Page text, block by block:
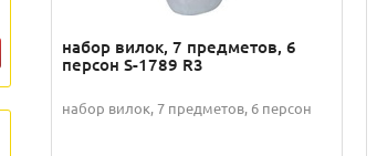
набор вилок, 7 предметов, 6
персон S-1789 R3
набор вилок, 7 предметов, 6 персон